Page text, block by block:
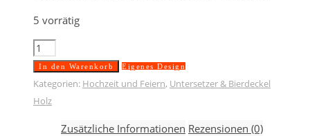
5 vorrätig
Untersetzer
aus
Birke
Ø7-
In den Warenkorb Eigenes Design
Kategorien: Hochzeit und Feiern, Untersetzer & Bierdeckel
Holz
Zusätzliche Informationen Rezensionen (0)